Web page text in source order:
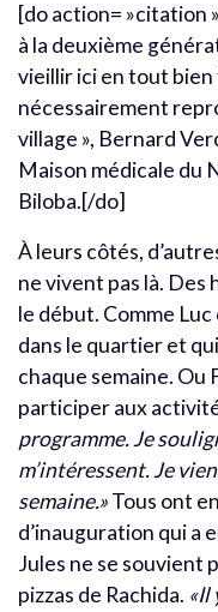
[do action= »citation
à la deuxième
vieillir ici en tout
nécessairement
village », Bernard
Maison médicale du
Biloba.[/do]
À leurs côtés,
ne vivent pas là. Des
le début. Comme
dans le quartier et
chaque semaine. Ou
participer aux
programme. Je
m’intéressent. Je
semaine.»Tous ont
d’inauguration qui a
Jules ne se souvient
pizzas de Rachida. «Il